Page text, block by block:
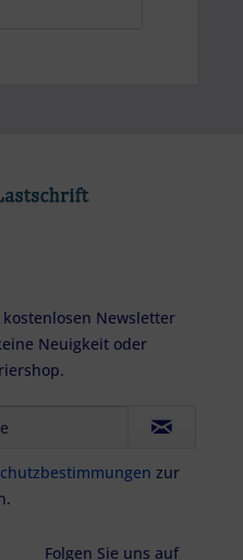
Newsletter
Neuigkeit oder
zur
Folgen Sie uns auf